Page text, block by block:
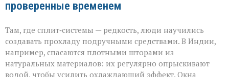
проверенные временем
Там, где сплит‑системы — редкость, люди научились
создавать прохладу подручными средствами. В Индии,
например, спасаются плотными шторами из
натуральных материалов: их регулярно опрыскивают
водой, чтобы усилить охлаждающий эффект. Окна